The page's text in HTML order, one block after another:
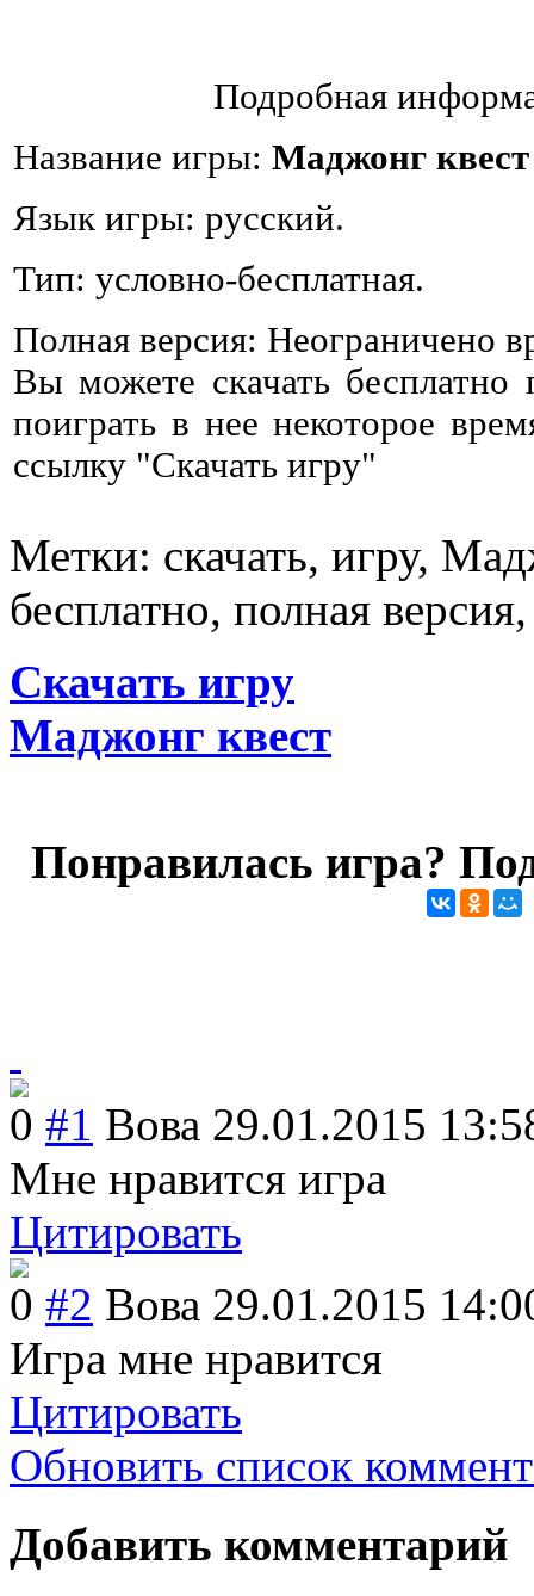
Подробная
Название игры: Маджонг квест
Язык игры: русский.
Тип: условно-бесплатная.
Полная версия: Неограничено
Вы можете скачать
поиграть в нее некоторое
ссылку "Скачать игру"
Метки: скачать, игру,
бесплатно, полная версия,
Скачать игру
Маджонг квест
Понравилась игра?
0 #1 Вова 29.01.2015
Мне нравится игра
Цитировать
0 #2 Вова 29.01.2015
Игра мне нравится
Цитировать
Обновить список
Добавить комментарий